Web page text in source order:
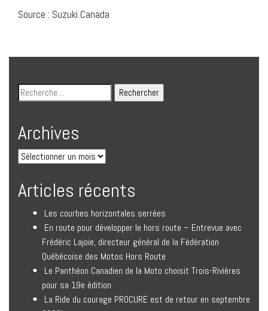
Source : Suzuki Canada
Archives
Articles récents
Les courbes horizontales serrées
En route pour développer le hors route – Entrevue avec
Frédéric Lajoie, directeur général de la Fédération
Québécoise des Motos Hors Route
Le Panthéon Canadien de la Moto choisit Trois-Rivières
pour sa 19e édition
La Ride du courage PROCURE est de retour en septembre